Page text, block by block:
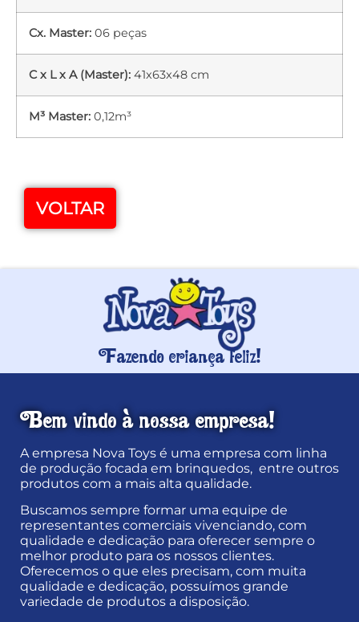
Cx. Master: 06 peças
C x L x A (Master): 41x63x48 cm
M³ Master: 0,12m³
VOLTAR
Fazendo criança feliz!
Bem vindo à nossa empresa!
A empresa Nova Toys é uma empresa com linha
de produção focada em brinquedos, entre outros
produtos com a mais alta qualidade.
Buscamos sempre formar uma equipe de
representantes comerciais vivenciando, com
qualidade e dedicação para oferecer sempre o
melhor produto para os nossos clientes.
Oferecemos o que eles precisam, com muita
qualidade e dedicação, possuímos grande
variedade de produtos a disposição.